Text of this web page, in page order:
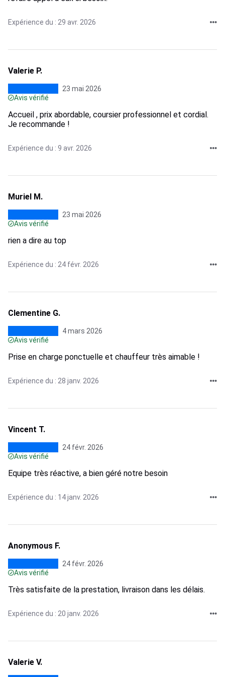
Expérience du : 29 avr. 2026
Valerie P.
23 mai 2026
Avis vérifié
Accueil , prix abordable, coursier professionnel et cordial.
Je recommande !
Expérience du : 9 avr. 2026
Muriel M.
23 mai 2026
Avis vérifié
rien a dire au top
Expérience du : 24 févr. 2026
Clementine G.
4 mars 2026
Avis vérifié
Prise en charge ponctuelle et chauffeur très aimable !
Expérience du : 28 janv. 2026
Vincent T.
24 févr. 2026
Avis vérifié
Equipe très réactive, a bien géré notre besoin
Expérience du : 14 janv. 2026
Anonymous F.
24 févr. 2026
Avis vérifié
Très satisfaite de la prestation, livraison dans les délais.
Expérience du : 20 janv. 2026
Valerie V.